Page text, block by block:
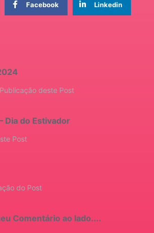
Facebook Linkedin
deste Post
Dia do Estivador
Post
do Post
Comentário ao lado....